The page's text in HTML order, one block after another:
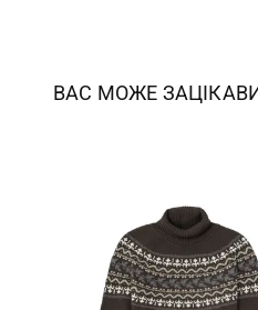
ВАС МОЖЕ